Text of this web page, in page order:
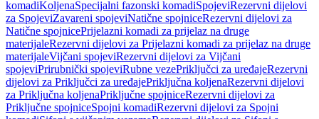
komadiKoljenaSpecijalni fazonski komadiSpojeviRezervni dijelovi
za SpojeviZavareni spojeviNatične spojniceRezervni dijelovi za
Natične spojnicePrijelazni komadi za prijelaz na druge
materijaleRezervni dijelovi za Prijelazni komadi za prijelaz na druge
materijaleVijčani spojeviRezervni dijelovi za Vijčani
spojeviPrirubnički spojeviRubne vezePriključci za uređajeRezervni
dijelovi za Priključci za uređajePriključna koljenaRezervni dijelovi
za Priključna koljenaPriključne spojniceRezervni dijelovi za
Priključne spojniceSpojni komadiRezervni dijelovi za Spojni